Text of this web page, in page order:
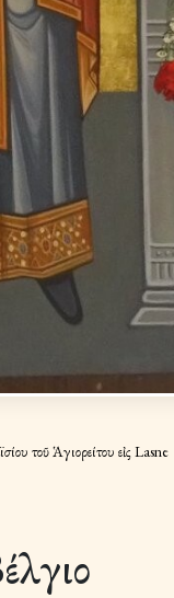
τοῦ Ἁγιορείτου εἰς Lasne